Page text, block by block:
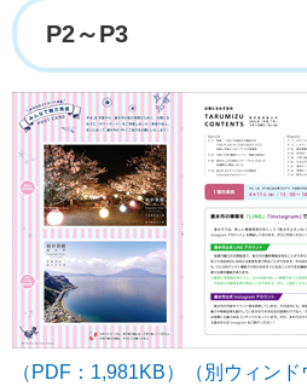
P2～P3
（PDF：1,981KB）（別ウィンド